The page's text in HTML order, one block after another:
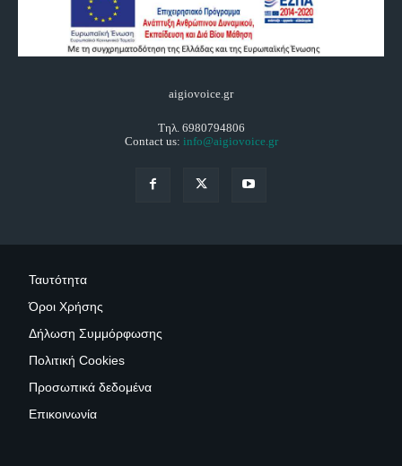
aigiovoice.gr
Τηλ. 6980794806
Contact us: info@aigiovoice.gr
Ταυτότητα
Όροι Χρήσης
Δήλωση Συμμόρφωσης
Πολιτική Cookies
Προσωπικά δεδομένα
Επικοινωνία